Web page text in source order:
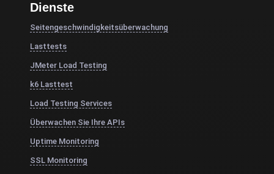
Dienste
Seitengeschwindigkeitsüberwachung
Lasttests
JMeter Load Testing
k6 Lasttest
Load Testing Services
Überwachen Sie Ihre APIs
Uptime Monitoring
SSL Monitoring